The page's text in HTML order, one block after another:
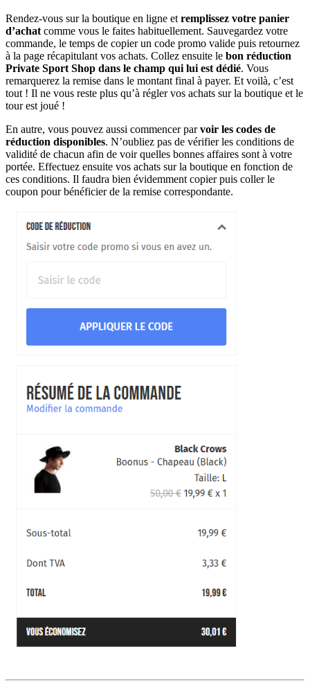
Rendez-vous sur la boutique en ligne et remplissez votre panier
d’achat comme vous le faites habituellement. Sauvegardez votre
commande, le temps de copier un code promo valide puis retournez
à la page récapitulant vos achats. Collez ensuite le bon réduction
Private Sport Shop dans le champ qui lui est dédié. Vous
remarquerez la remise dans le montant final à payer. Et voilà, c’est
tout ! Il ne vous reste plus qu’à régler vos achats sur la boutique et le
tour est joué !
En autre, vous pouvez aussi commencer parvoir les codes de
réduction disponibles. N’oubliez pas de vérifier les conditions de
validité de chacun afin de voir quelles bonnes affaires sont à votre
portée. Effectuez ensuite vos achats sur la boutique en fonction de
ces conditions. Il faudra bien évidemment copier puis coller le
coupon pour bénéficier de la remise correspondante.